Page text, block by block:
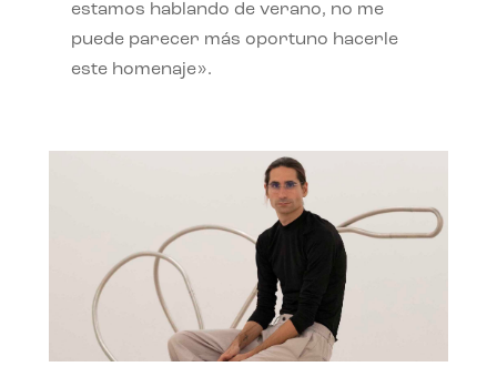
estamos hablando de verano, no me
puede parecer más oportuno hacerle
este homenaje».